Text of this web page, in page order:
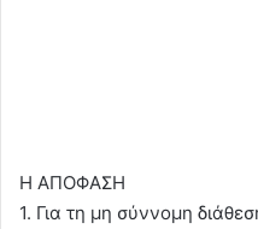
Η ΑΠΟΦΑΣΗ
1. Για τη μη σύννομη